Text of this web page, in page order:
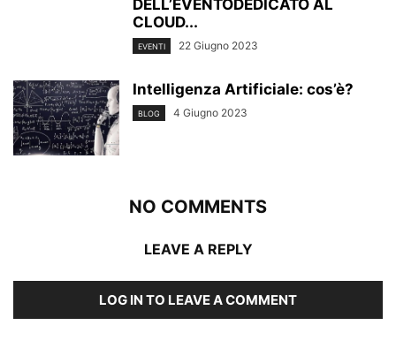
DELL’EVENTODEDICATO AL
CLOUD...
EVENTI 22 Giugno 2023
Intelligenza Artificiale: cos’è?
BLOG 4 Giugno 2023
NO COMMENTS
LEAVE A REPLY
LOG IN TO LEAVE A COMMENT